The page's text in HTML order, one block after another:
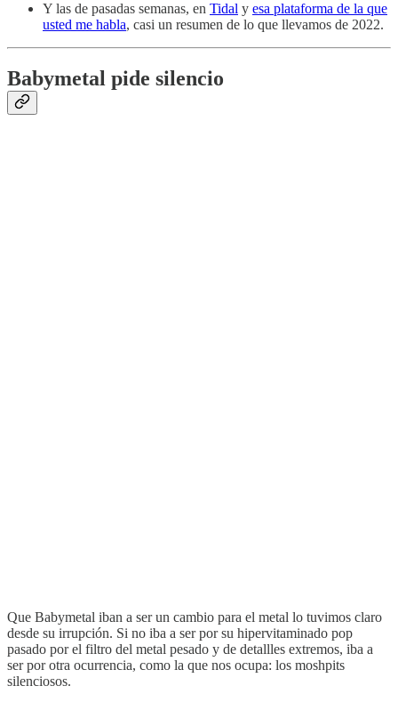
Y las de pasadas semanas, en Tidal y esa plataforma de la que
usted me habla, casi un resumen de lo que llevamos de 2022.
Babymetal pide silencio
Que Babymetal iban a ser un cambio para el metal lo tuvimos claro
desde su irrupción. Si no iba a ser por su hipervitaminado pop
pasado por el filtro del metal pesado y de detallles extremos, iba a
ser por otra ocurrencia, como la que nos ocupa: los moshpits
silenciosos.